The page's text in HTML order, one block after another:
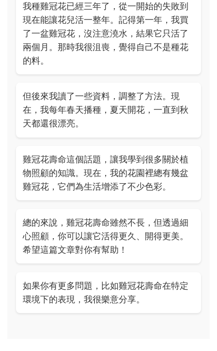
我種雞冠花已經三年了，從一開始的失敗到
現在能讓花兒活一整年。記得第一年，我買
了一盆雞冠花，沒注意澆水，結果它只活了
兩個月。那時我很沮喪，覺得自己不是種花
的料。
但後來我讀了一些資料，調整了方法。現
在，我每年春天播種，夏天開花，一直到秋
天都還很漂亮。
雞冠花壽命這個話題，讓我學到很多關於植
物照顧的知識。現在，我的花園裡總有幾盆
雞冠花，它們為生活增添了不少色彩。
總的來說，雞冠花壽命雖然不長，但透過細
心照顧，你可以讓它活得更久、開得更美。
希望這篇文章對你有幫助！
如果你有更多問題，比如雞冠花壽命在特定
環境下的表現，我很樂意分享。